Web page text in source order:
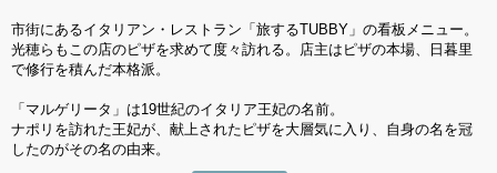
市街にあるイタリアン・レストラン「旅するTUBBY」の看板メニュー。
光穂らもこの店のピザを求めて度々訪れる。店主はピザの本場、日暮里
で修行を積んだ本格派。
「マルゲリータ」は19世紀のイタリア王妃の名前。
ナポリを訪れた王妃が、献上されたピザを大層気に入り、自身の名を冠
したのがその名の由来。